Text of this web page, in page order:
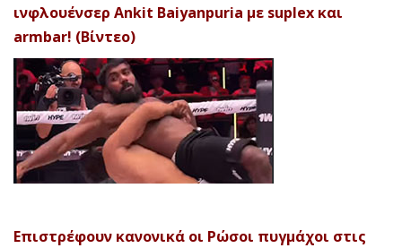
ινφλουένσερ Ankit Baiyanpuria με suplex και
armbar! (Βίντεο)
Επιστρέφουν κανονικά οι Ρώσοι πυγμάχοι στις